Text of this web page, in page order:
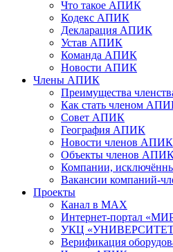
Что такое АПИК
Кодекс АПИК
Декларация АПИК
Устав АПИК
Команда АПИК
Новости АПИК
Члены АПИК
Преимущества
Как стать членом
Совет АПИК
География АПИК
Новости членов АПИК
Объекты членов
Компании,
Вакансии компаний-
Проекты
Канал в MAX
Интернет-портал
УКЦ
Верификация